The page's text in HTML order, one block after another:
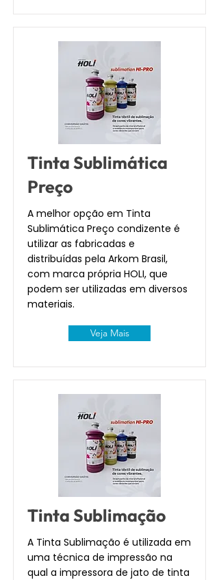
Tinta Sublimática
Preço
A melhor opção em Tinta
Sublimática Preço condizente é
utilizar as fabricadas e
distribuídas pela Arkom Brasil,
com marca própria HOLI, que
podem ser utilizadas em diversos
materiais.
Veja Mais
Tinta Sublimação
A Tinta Sublimação é utilizada em
uma técnica de impressão na
qual a impressora de jato de tinta